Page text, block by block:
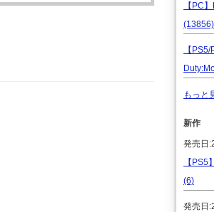
【PC
(13856)
【
もっと
新作
発売日
【
(6)
発売日